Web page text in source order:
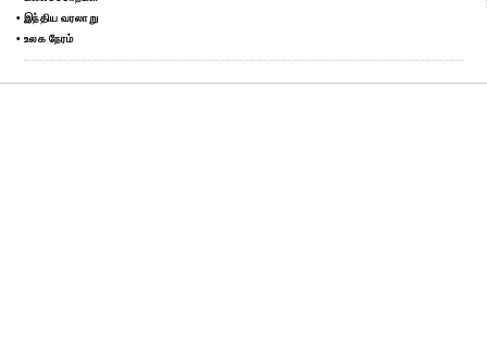
• இந்திய வரலாறு
• உலக நேரம்